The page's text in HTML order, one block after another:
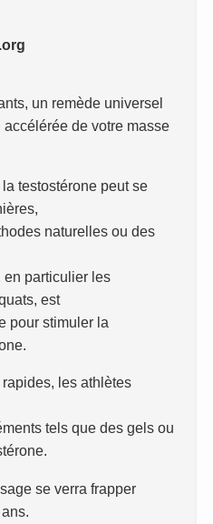
un remède universel
de votre masse
testostérone peut se
naturelles ou des
en particulier les
est
pour stimuler la
les athlètes
tels que des gels ou
se verra frapper